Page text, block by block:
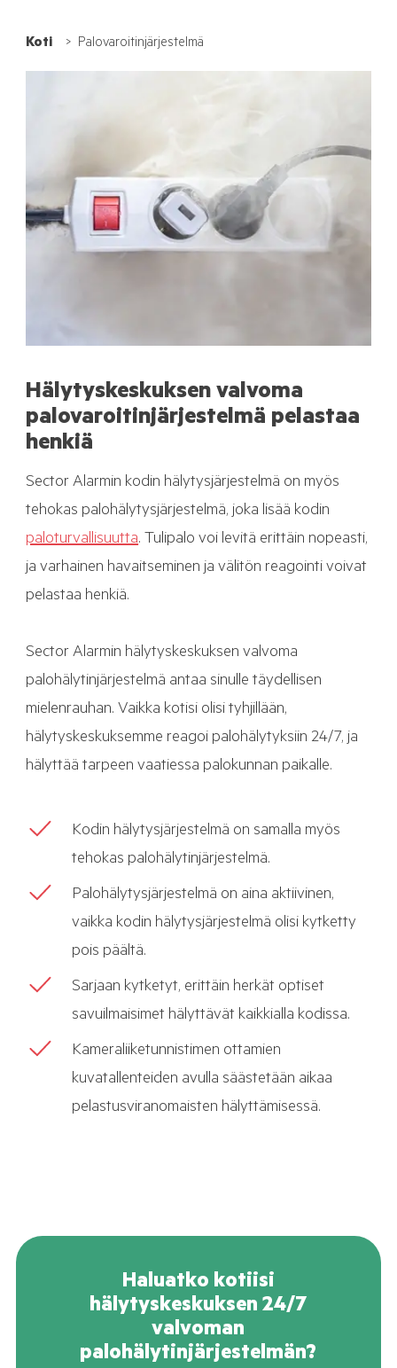
Koti Palovaroitinjärjestelmä
Hälytyskeskuksen valvoma
palovaroitinjärjestelmä pelastaa
henkiä
Sector Alarmin kodin hälytysjärjestelmä on myös
tehokas palohälytysjärjestelmä, joka lisää kodin
paloturvallisuutta. Tulipalo voi levitä erittäin nopeasti,
ja varhainen havaitseminen ja välitön reagointi voivat
pelastaa henkiä.
Sector Alarmin hälytyskeskuksen valvoma
palohälytinjärjestelmä antaa sinulle täydellisen
mielenrauhan. Vaikka kotisi olisi tyhjillään,
hälytyskeskuksemme reagoi palohälytyksiin 24/7, ja
hälyttää tarpeen vaatiessa palokunnan paikalle.
Kodin hälytysjärjestelmä on samalla myös
tehokas palohälytinjärjestelmä.
Palohälytysjärjestelmä on aina aktiivinen,
vaikka kodin hälytysjärjestelmä olisi kytketty
pois päältä.
Sarjaan kytketyt, erittäin herkät optiset
savuilmaisimet hälyttävät kaikkialla kodissa.
Kameraliiketunnistimen ottamien
kuvatallenteiden avulla säästetään aikaa
pelastusviranomaisten hälyttämisessä.
Haluatko kotiisi
hälytyskeskuksen 24/7
valvoman
palohälytinjärjestelmän?